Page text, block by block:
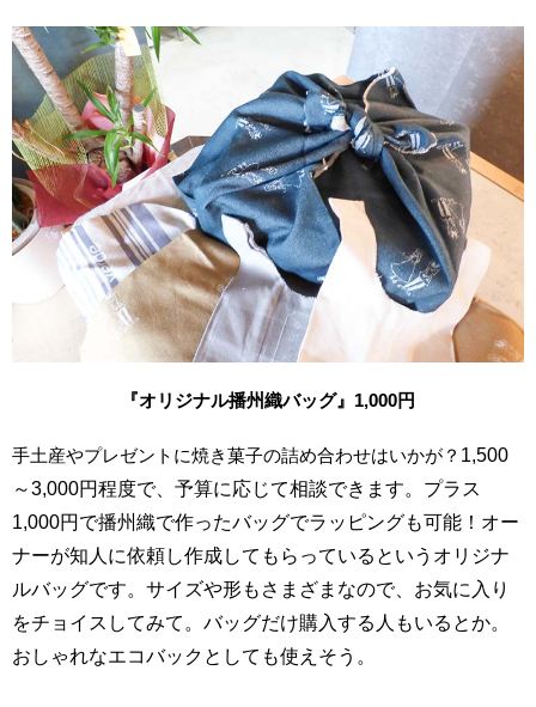
『オリジナル播州織バッグ』1,000円
手土産やプレゼントに焼き菓子の詰め合わせはいかが？ 1,500
～3,000円程度で、予算に応じて相談できます。 プラス
1,000円で播州織で作ったバッグでラッピングも可能！オー
ナーが知人に依頼し作成してもらっているというオリジナ
ルバッグです。サイズや形もさまざまなので、お気に入り
をチョイスしてみて。バッグだけ購入する人もいるとか。
おしゃれなエコバックとしても使えそう。